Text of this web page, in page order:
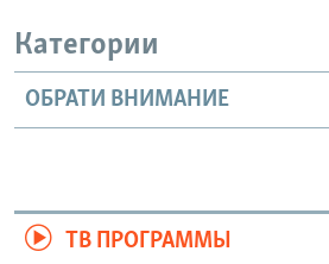
Категории
ОБРАТИ ВНИМАНИЕ
ТВ ПРОГРАММЫ